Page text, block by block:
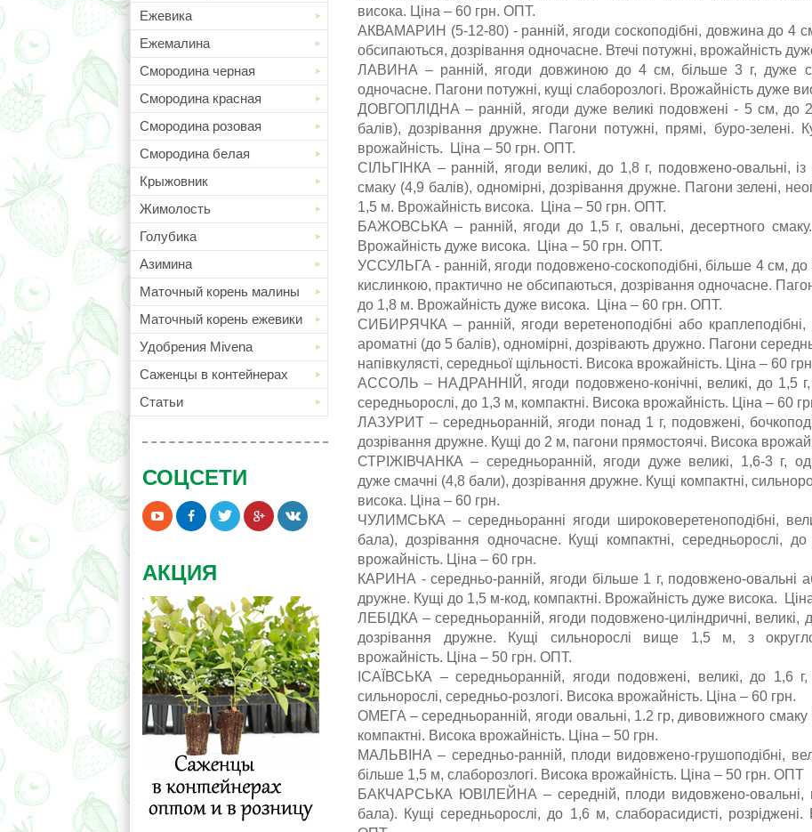
Ежевика
Ежемалина
Смородина черная
Смородина красная
Смородина розовая
Смородина белая
Крыжовник
Жимолость
Голубика
Азимина
Маточный корень малины
Маточный корень ежевики
Удобрения Mivena
Саженцы в контейнерах
Статьи
СОЦСЕТИ
АКЦИЯ
висока. Ціна – 60 грн. ОПТ.
АКВАМАРИН (5-12-80) - ранній, ягоди соскоподібні, довжина до 4
обсипаються, дозрівання одночасне. Втечі потужні, врожайність
ЛАВИНА – ранній, ягоди довжиною до 4 см, більше 3 г, дуже
одночасне. Пагони потужні, кущі слаборозлогі. Врожайність дуже
ДОВГОПЛІДНА – ранній, ягоди дуже великі подовжені - 5 см, до
балів), дозрівання дружне. Пагони потужні, прямі, буро-зелені.
врожайність. Ціна – 50 грн. ОПТ.
СІЛЬГІНКА – ранній, ягоди великі, до 1,8 г, подовжено-овальні,
смаку (4,9 балів), одномірні, дозрівання дружне. Пагони зелені,
1,5 м. Врожайність висока. Ціна – 50 грн. ОПТ.
БАЖОВСЬКА – ранній, ягоди до 1,5 г, овальні, десертного
Врожайність дуже висока. Ціна – 50 грн. ОПТ.
УССУЛЬГА - ранній, ягоди подовжено-соскоподібні, більше 4 см, до
кислинкою, практично не обсипаються, дозрівання одночасне.
до 1,8 м. Врожайність дуже висока. Ціна – 60 грн. ОПТ.
СИБИРЯЧКА – ранній, ягоди веретеноподібні або
ароматні (до 5 балів), одномірні, дозрівають дружно. Пагони
напівкулясті, середньої щільності. Висока врожайність. Ціна – 60
АССОЛЬ – НАДРАННІЙ, ягоди подовжено-конічні, великі, до 1,5 г,
середньорослі, до 1,3 м, компактні. Висока врожайність. Ціна – 60
ЛАЗУРИТ – середньоранній, ягоди понад 1 г, подовжені,
дозрівання дружне. Кущі до 2 м, пагони прямостоячі. Висока
СТРІЖІВЧАНКА – середньоранній, ягоди дуже великі, 1,6-3 г,
дуже смачні (4,8 бали), дозрівання дружне. Кущі компактні,
висока. Ціна – 60 грн.
ЧУЛИМСЬКА – середньоранні ягоди широковеретеноподібні,
бала), дозрівання одночасне. Кущі компактні, середньорослі,
врожайність. Ціна – 60 грн.
КАРИНА - середньо-ранній, ягоди більше 1 г, подовжено-овальні
дружне. Кущі до 1,5 м-код, компактні. Врожайність дуже висока.
ЛЕБІДКА – середньоранній, ягоди подовжено-циліндричні, великі,
дозрівання дружне. Кущі сильнорослі вище 1,5 м, з
врожайність. Ціна – 50 грн. ОПТ.
ІСАЇВСЬКА – середньоранній, ягоди подовжені, великі, до 1,6
сильнорослі, середньо-розлогі. Висока врожайність. Ціна – 60 грн.
ОМЕГА – середньоранній, ягоди овальні, 1.2 гр, дивовижного смаку
компактні. Висока врожайність. Ціна – 50 грн.
МАЛЬВІНА – середньо-ранній, плоди видовжено-грушоподібні,
більше 1,5 м, слаборозлогі. Висока врожайність. Ціна – 50 грн. ОПТ
БАКЧАРСЬКА ЮВІЛЕЙНА – середній, плоди видовжено-овальні,
бала). Кущі середньорослі, до 1,6 м, слаборасидисті,